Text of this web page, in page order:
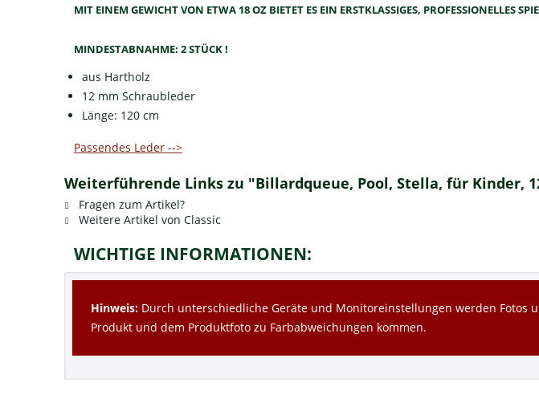
MIT EINEM GEWICHT VON ETWA 18 OZ BIETET ES EIN ERSTKLASSIGES, PROFESSIONELLES
MINDESTABNAHME: 2 STÜCK !
aus Hartholz
12 mm Schraubleder
Länge: 120 cm
Passendes Leder -->
Weiterführende Links zu "Billardqueue, Pool, Stella, für Kinder,
Fragen zum Artikel?
Weitere Artikel von Classic
WICHTIGE INFORMATIONEN:
Hinweis: Durch unterschiedliche Geräte und Monitoreinstellungen werden Fotos
Produkt und dem Produktfoto zu Farbabweichungen kommen.